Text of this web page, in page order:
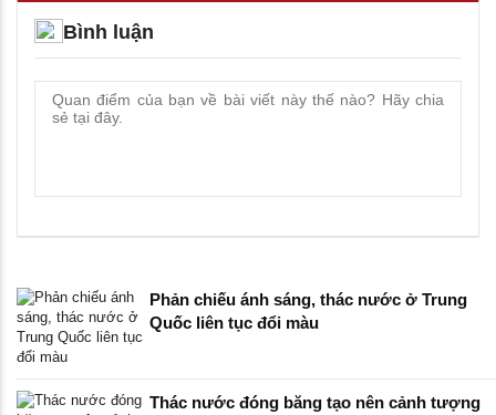
Bình luận
Phản chiếu ánh sáng, thác nước ở Trung
Quốc liên tục đổi màu
Thác nước đóng băng tạo nên cảnh tượng